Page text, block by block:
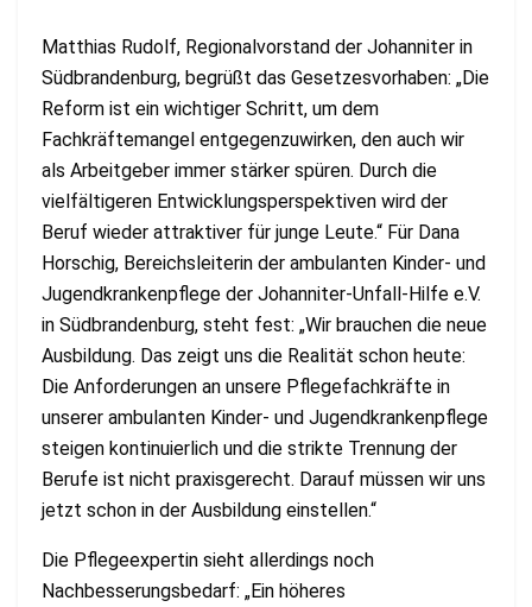
Matthias Rudolf, Regionalvorstand der Johanniter in
Südbrandenburg, begrüßt das Gesetzesvorhaben: „Die
Reform ist ein wichtiger Schritt, um dem
Fachkräftemangel entgegenzuwirken, den auch wir
als Arbeitgeber immer stärker spüren. Durch die
vielfältigeren Entwicklungsperspektiven wird der
Beruf wieder attraktiver für junge Leute.“ Für Dana
Horschig, Bereichsleiterin der ambulanten Kinder- und
Jugendkrankenpflege der Johanniter-Unfall-Hilfe e.V.
in Südbrandenburg, steht fest: „Wir brauchen die neue
Ausbildung. Das zeigt uns die Realität schon heute:
Die Anforderungen an unsere Pflegefachkräfte in
unserer ambulanten Kinder- und Jugendkrankenpflege
steigen kontinuierlich und die strikte Trennung der
Berufe ist nicht praxisgerecht. Darauf müssen wir uns
jetzt schon in der Ausbildung einstellen.“
Die Pflegeexpertin sieht allerdings noch
Nachbesserungsbedarf: „Ein höheres